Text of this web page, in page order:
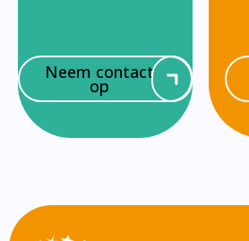
Neem contact
op